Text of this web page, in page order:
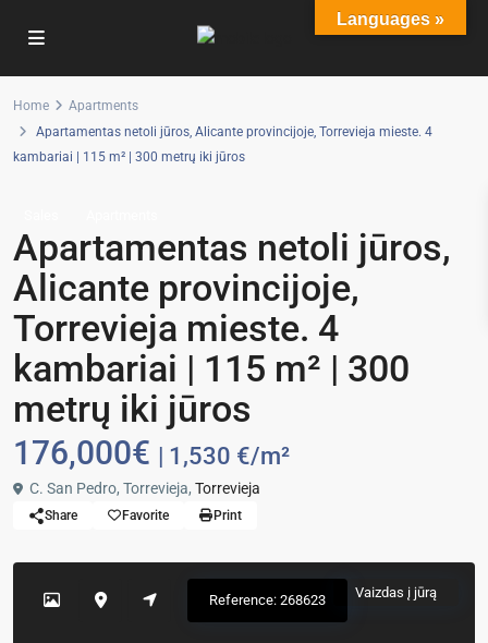
Home
Apartments
Apartamentas netoli jūros, Alicante provincijoje, Torrevieja mieste. 4
kambariai | 115 m² | 300 metrų iki jūros
Apartamentas netoli jūros,
Alicante provincijoje,
Torrevieja mieste. 4
kambariai | 115 m² | 300
metrų iki jūros
176,000€ | 1,530 €/m²
C. San Pedro, Torrevieja, Torrevieja
Share Favorite Print
Vaizdas į jūrą
Reference: 268623
Languages »